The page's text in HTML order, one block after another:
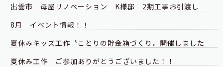
出雲市 母屋リノベーション K様邸 2期工事お引渡し
8月 イベント情報！！
夏休みキッズ工作〝ことりの貯金箱づくり〟開催しました
夏休み工作 ご参加ありがとうございました！！